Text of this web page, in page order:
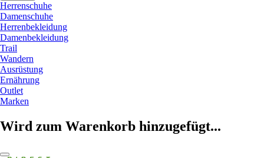
Herrenschuhe
Damenschuhe
Herrenbekleidung
Damenbekleidung
Trail
Wandern
Ausrüstung
Ernährung
Outlet
Marken
Wird zum Warenkorb hinzugefügt...